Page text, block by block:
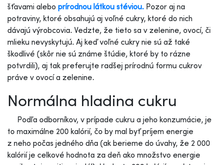
šťavami alebo prírodnou látkou stéviou. Pozor aj na
potraviny, ktoré obsahujú aj voľné cukry, ktoré do nich
dávajú výrobcovia. Vedzte, že tieto sa v zelenine, ovocí, či
mlieku nevyskytujú. Aj keď voľné cukry nie sú až také
škodlivé (skôr nie sú známe štúdie, ktoré by to rázne
potvrdili), aj tak preferujte radšej prírodnú formu cukrov
práve v ovocí a zelenine.
Normálna hladina cukru
Podľa odborníkov, v prípade cukru a jeho konzumácie, je
to maximálne 200 kalórií, čo by mal byť príjem energie
z neho počas jedného dňa (ak berieme do úvahy, že 2 000
kalórií je celkové hodnota za deň ako množstvo energie